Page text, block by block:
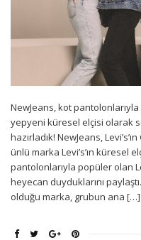
NewJeans, kot pantolonlarıyla
yepyeni küresel elçisi olarak
hazırladık! NewJeans,
ünlü marka Levi’s’ın küresel
pantolonlarıyla popüler olan
heyecan duyduklarını
olduğu marka, grubun ana […]